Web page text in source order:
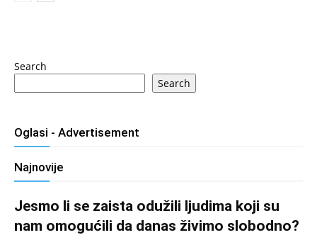
Search
Search
Oglasi - Advertisement
Najnovije
Jesmo li se zaista odužili ljudima koji su
nam omogućili da danas živimo slobodno?